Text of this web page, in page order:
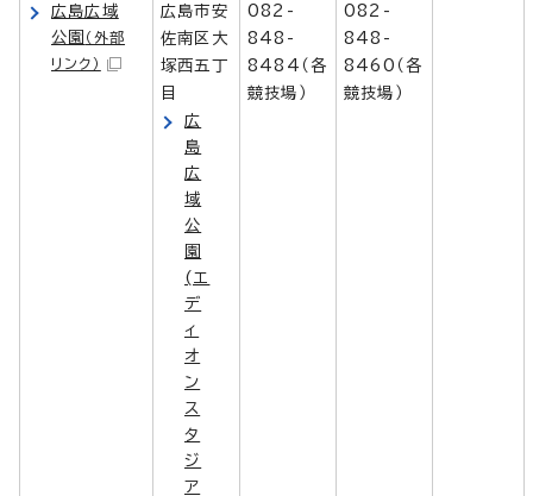
広島広域
公園 （外部
リンク）
広島市安
佐南区大
塚西五丁
目
広
島
広
域
公
園
(エ
デ
ィ
オ
ン
ス
タ
ジ
ア
082-
848-
8484（各
競技場）
082-
848-
8460（各
競技場）